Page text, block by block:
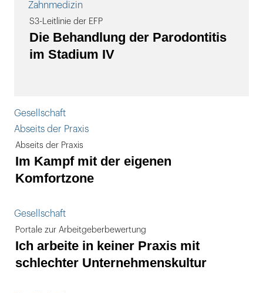
Zahnmedizin
S3-Leitlinie der EFP
Die Behandlung der Parodontitis
im Stadium IV
Gesellschaft
Abseits der Praxis
Abseits der Praxis
Im Kampf mit der eigenen
Komfortzone
Gesellschaft
Portale zur Arbeitgeberbewertung
Ich arbeite in keiner Praxis mit
schlechter Unternehmenskultur